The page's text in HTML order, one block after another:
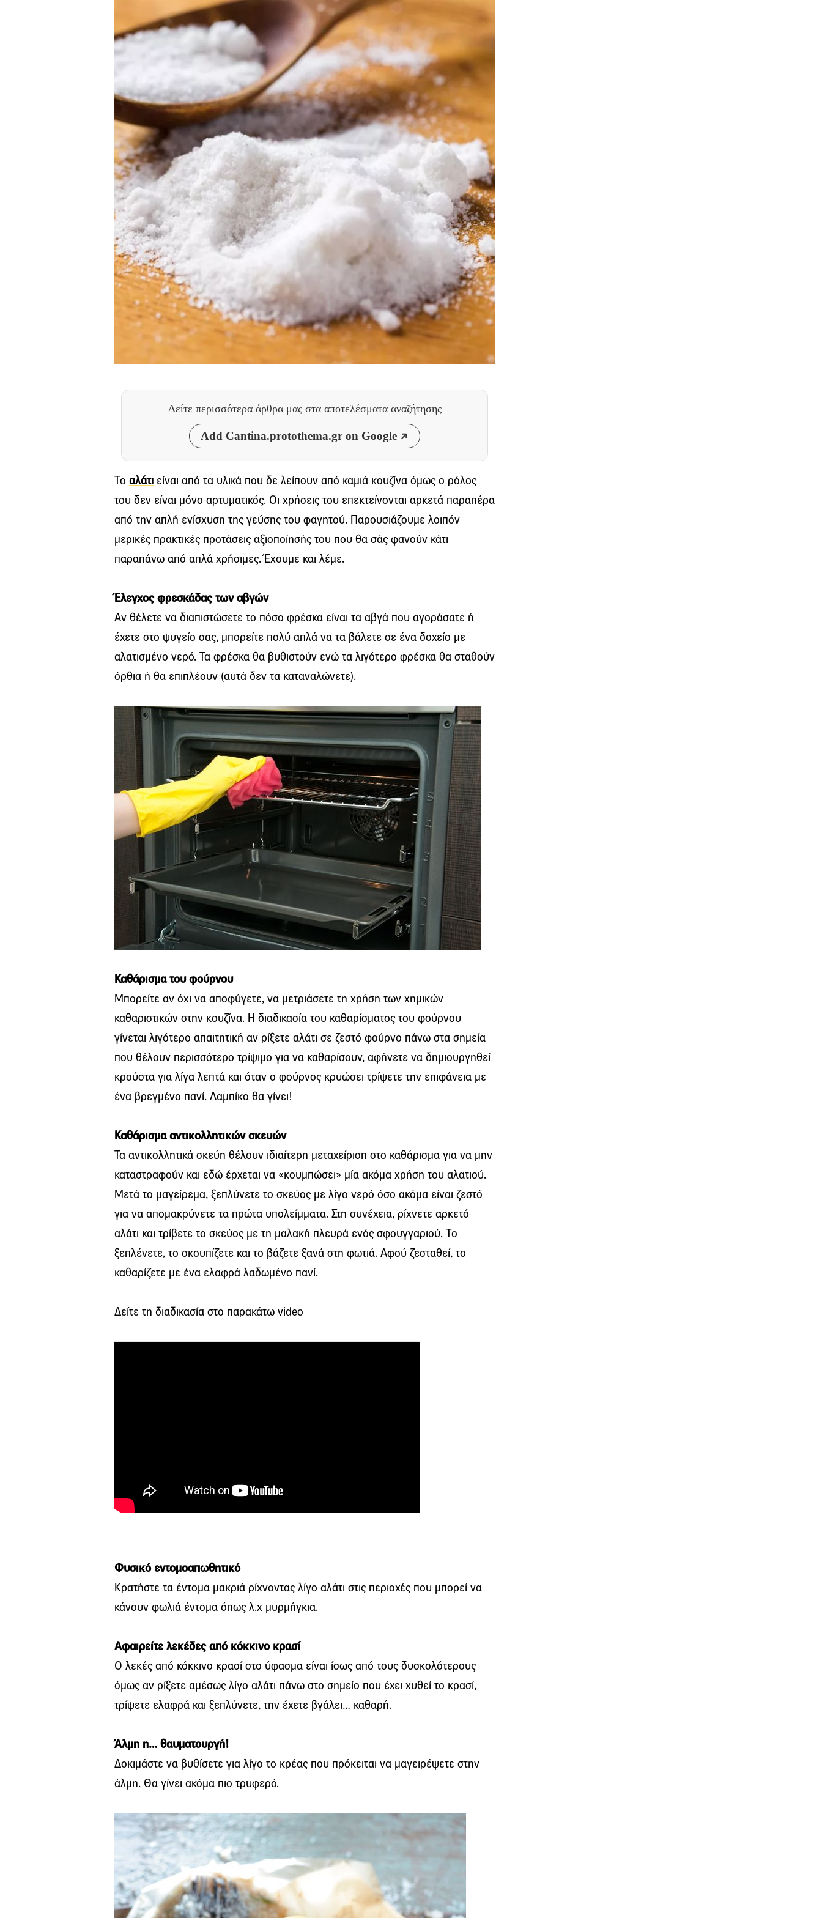
Δείτε περισσότερα άρθρα μας στα αποτελέσματα αναζήτησης
Add Cantina.protothema.gr on Google
Το αλάτι είναι από τα υλικά που δε λείπουν από καμιά κουζίνα όμως ο ρόλος
του δεν είναι μόνο αρτυματικός. Οι χρήσεις του επεκτείνονται αρκετά παραπέρα
από την απλή ενίσχυση της γεύσης του φαγητού. Παρουσιάζουμε λοιπόν
μερικές πρακτικές προτάσεις αξιοποίησής του που θα σάς φανούν κάτι
παραπάνω από απλά χρήσιμες. Έχουμε και λέμε.
Έλεγχος φρεσκάδας των αβγών
Αν θέλετε να διαπιστώσετε το πόσο φρέσκα είναι τα αβγά που αγοράσατε ή
έχετε στο ψυγείο σας, μπορείτε πολύ απλά να τα βάλετε σε ένα δοχείο με
αλατισμένο νερό. Τα φρέσκα θα βυθιστούν ενώ τα λιγότερο φρέσκα θα σταθούν
όρθια ή θα επιπλέουν (αυτά δεν τα καταναλώνετε).
Καθάρισμα του φούρνου
Μπορείτε αν όχι να αποφύγετε, να μετριάσετε τη χρήση των χημικών
καθαριστικών στην κουζίνα. Η διαδικασία του καθαρίσματος του φούρνου
γίνεται λιγότερο απαιτητική αν ρίξετε αλάτι σε ζεστό φούρνο πάνω στα σημεία
που θέλουν περισσότερο τρίψιμο για να καθαρίσουν, αφήνετε να δημιουργηθεί
κρούστα για λίγα λεπτά και όταν ο φούρνος κρυώσει τρίψετε την επιφάνεια με
ένα βρεγμένο πανί. Λαμπίκο θα γίνει!
Καθάρισμα αντικολλητικών σκευών
Τα αντικολλητικά σκεύη θέλουν ιδιαίτερη μεταχείριση στο καθάρισμα για να μην
καταστραφούν και εδώ έρχεται να «κουμπώσει» μία ακόμα χρήση του αλατιού.
Μετά το μαγείρεμα, ξεπλύνετε το σκεύος με λίγο νερό όσο ακόμα είναι ζεστό
για να απομακρύνετε τα πρώτα υπολείμματα. Στη συνέχεια, ρίχνετε αρκετό
αλάτι και τρίβετε το σκεύος με τη μαλακή πλευρά ενός σφουγγαριού. Το
ξεπλένετε, το σκουπίζετε και το βάζετε ξανά στη φωτιά. Αφού ζεσταθεί, το
καθαρίζετε με ένα ελαφρά λαδωμένο πανί.
Δείτε τη διαδικασία στο παρακάτω video
Φυσικό εντομοαπωθητικό
Κρατήστε τα έντομα μακριά ρίχνοντας λίγο αλάτι στις περιοχές που μπορεί να
κάνουν φωλιά έντομα όπως λ.χ μυρμήγκια.
Αφαιρείτε λεκέδες από κόκκινο κρασί
Ο λεκές από κόκκινο κρασί στο ύφασμα είναι ίσως από τους δυσκολότερους
όμως αν ρίξετε αμέσως λίγο αλάτι πάνω στο σημείο που έχει χυθεί το κρασί,
τρίψετε ελαφρά και ξεπλύνετε, την έχετε βγάλει… καθαρή.
Άλμη η… θαυματουργή!
Δοκιμάστε να βυθίσετε για λίγο το κρέας που πρόκειται να μαγειρέψετε στην
άλμη. Θα γίνει ακόμα πιο τρυφερό.